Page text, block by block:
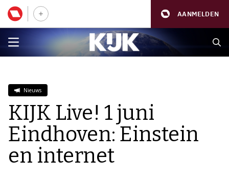
AANMELDEN
Nieuws
KIJK Live! 1 juni
Eindhoven: Einstein
en internet